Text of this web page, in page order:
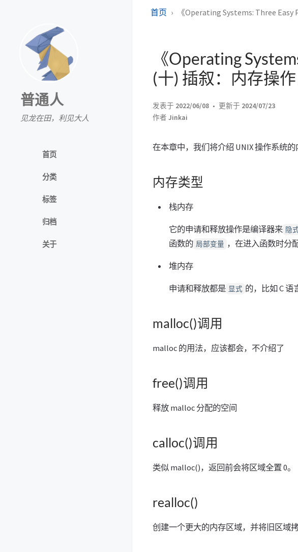
普通人
见龙在田，利见大人
首页
分类
标签
归档
关于
首页 《Operating Systems: Three
《Operating
(十) 插叙：内存操
发表于 2022/06/08 更新于 2024/07/23
作者 Jinkai
在本章中，我们将介绍 UNIX 操作系统
内存类型
栈内存
它的申请和释放操作是编译器来 隐
函数的 局部变量 ，在进入函数时分
堆内存
申请和释放都是 显式 的，比如 C 语
malloc()调用
malloc 的用法，应该都会，不介绍了
free()调用
释放 malloc 分配的空间
calloc()调用
类似 malloc()，返回前会将区域全置 0。
realloc()
创建一个更大的内存区域，并将旧区域